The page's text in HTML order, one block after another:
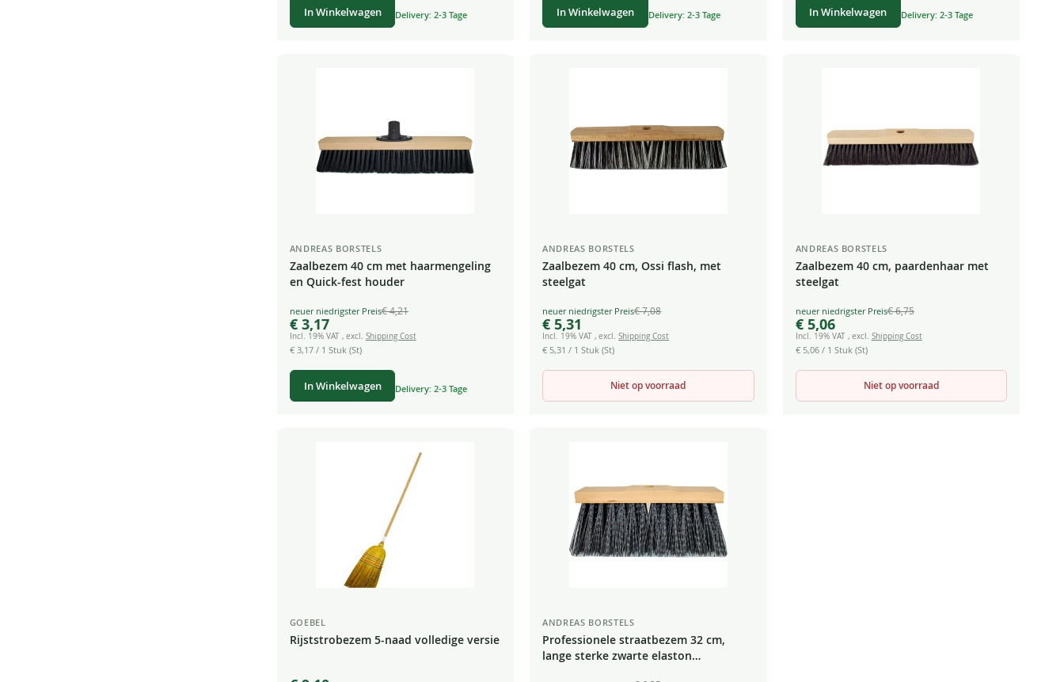
In Winkelwagen Delivery: 2-3 Tage In Winkelwagen Delivery: 2-3 Tage In Winkelwagen Delivery: 2-3 Tage
ANDREAS BORSTELS
Zaalbezem 40 cm met haarmengeling
en Quick-fest houder
Special
Price
€ 3,17
€ 4,21
Incl. 19% VAT , excl. Shipping Cost
€ 3,17/ 1 Stuk (St)
In Winkelwagen Delivery: 2-3 Tage
ANDREAS BORSTELS
Zaalbezem 40 cm, Ossi flash, met
steelgat
Special
Price
€ 5,31
€ 7,08
Incl. 19% VAT,excl.Shipping Cost
€ 5,31 / 1 Stuk (St)
Niet op voorraad
ANDREAS BORSTELS
Zaalbezem 40 cm, paardenhaar met
steelgat
Special
Price
€ 5,06
€ 6,75
Incl. 19% VAT , excl. Shipping Cost
€ 5,06/ 1 Stuk (St)
Niet op voorraad
GOEBEL
Rijststrobezem 5-naad volledige versie
ANDREAS BORSTELS
Professionele straatbezem 32 cm,
lange sterke zwarte elaston